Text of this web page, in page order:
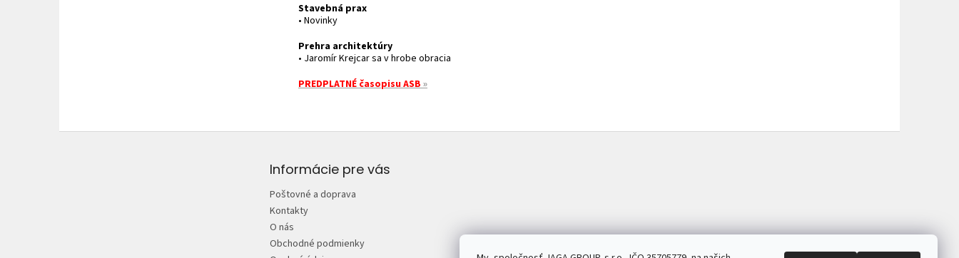
Stavebná prax
• Novinky
Prehra architektúry
• Jaromír Krejcar sa v hrobe obracia
PREDPLATNÉ časopisu ASB »
Informácie pre vás
Poštovné a doprava
Kontakty
O nás
Obchodné podmienky